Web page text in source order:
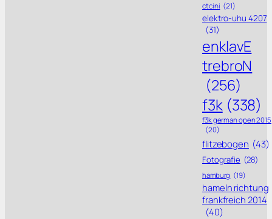
ctcini (21)
elektro-uhu 4207
(31)
enklavE
trebroN
(256)
f3k (338)
f3k german open 2015
(20)
flitzebogen (43)
Fotografie (28)
hamburg (19)
hameln richtung
frankfreich 2014
(40)